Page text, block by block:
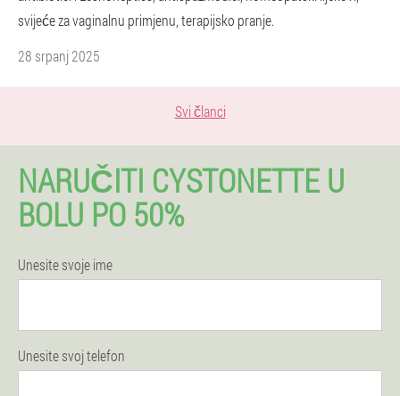
svijeće za vaginalnu primjenu, terapijsko pranje.
28 srpanj 2025
Svi članci
NARUČITI CYSTONETTE U
BOLU PO 50%
Unesite svoje ime
Unesite svoj telefon